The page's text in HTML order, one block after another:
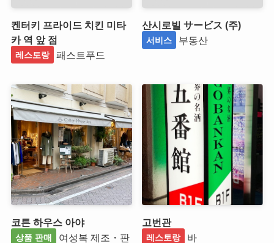
켄터키 프라이드 치킨 미타
카 역 앞 점
레스토랑 패스트푸드
산시로빌 サービス (주)
서비스 부동산
코튼 하우스 아야
상품 판매 여성복 제조・판
고번관
레스토랑 바